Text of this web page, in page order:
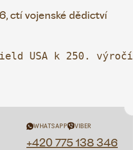
ctí vojenské dědictví
USA k 250. výročí
WHATSAPP VIBER
+420 775 138 346